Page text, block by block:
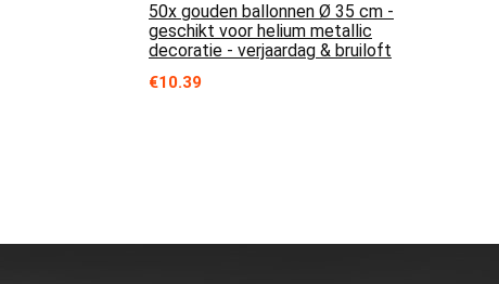
50x gouden ballonnen Ø 35 cm -
geschikt voor helium metallic
decoratie - verjaardag & bruiloft
€10.39